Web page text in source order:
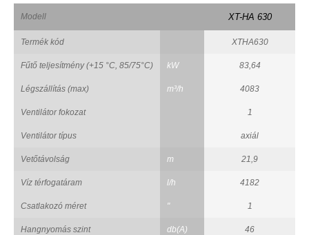
Modell XT-HA 630
Termék kód XTHA630
Fűtő teljesítmény (+15 °C, 85/75°C) kW 83,64
Légszállítás (max) m³/h 4083
Ventilátor fokozat 1
Ventilátor típus axiál
Vetőtávolság m 21,9
Víz térfogatáram l/h 4182
Csatlakozó méret " 1
Hangnyomás szint db(A) 46